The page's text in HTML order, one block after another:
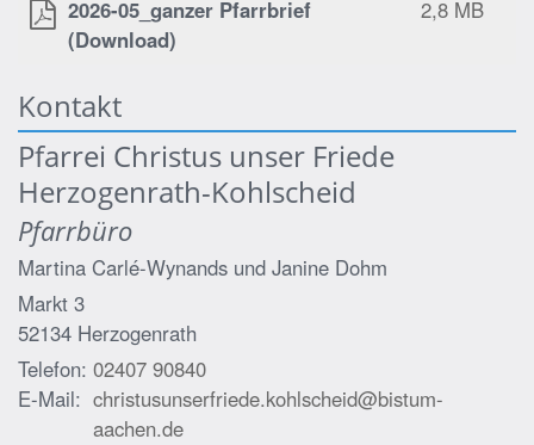
2026-05_ganzer Pfarrbrief
(Download)
2,8 MB
Kontakt
Pfarrei Christus unser Friede
Herzogenrath-Kohlscheid
Pfarrbüro
Martina Carlé-Wynands und Janine Dohm
Markt 3
52134 Herzogenrath
Telefon: 02407 90840
E-Mail: christusunserfriede.kohlscheid@bistum-
aachen.de